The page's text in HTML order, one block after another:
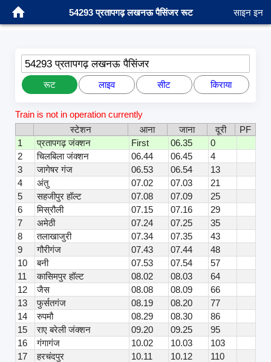
54293 प्रतापगढ़ लखनऊ पैसिंजर रूट साइन इन
54293 प्रतापगढ़ लखनऊ पैसिंजर
रूट लाइव सीट किराया
Train is not in operation currently
स्टेशन
आना जाना दूरी
PF
1
प्रतापगढ़ जंक्शन First 06.35
0
2
चिलबिला जंक्शन 06.44 06.45
4
3
जागेषर गंज 06.53 06.54
13
4
अंतु 07.02 07.03
21
5
सहजीपुर हॉल्ट 07.08 07.09
25
6
मिस्रौली 07.15 07.16
29
7
अमेठी 07.24 07.25
35
8
तलाखाजुरी 07.34 07.35
43
9
गौरीगंज 07.43 07.44
48
10
बनी 07.53 07.54
57
11
कासिमपुर हॉल्ट 08.02 08.03
64
12
जैस 08.08 08.09
66
13
फुर्सतगंज 08.19 08.20
77
14
रुपमौ 08.29 08.30
86
15
राए बरेली जंक्शन 09.20 09.25
95
16
गंगागंज 10.02 10.03
103
17
हरचंदपुर 10.11 10.12
110